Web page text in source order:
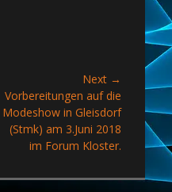
Next →
Next
post:
Vorbereitungen auf die
Modeshow in Gleisdorf
(Stmk) am 3.Juni 2018
im Forum Kloster.